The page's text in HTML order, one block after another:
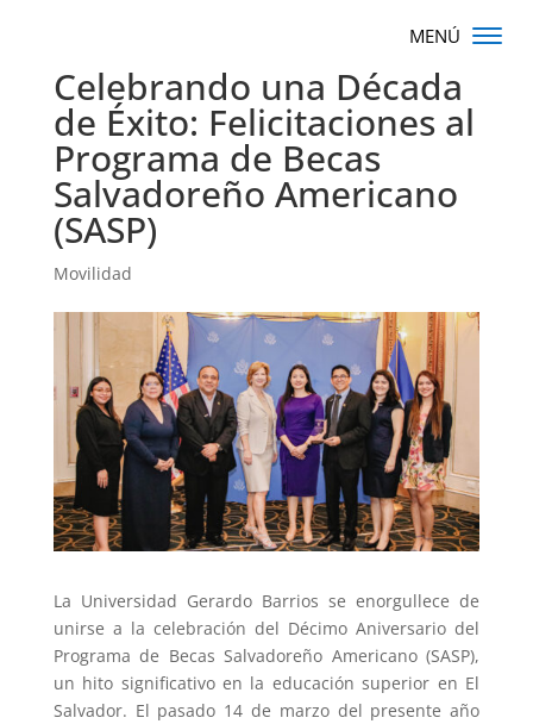
Celebrando una Década
de Éxito: Felicitaciones al
Programa de Becas
Salvadoreño Americano
(SASP)
Movilidad
La Universidad Gerardo Barrios se enorgullece de
unirse a la celebración del Décimo Aniversario del
Programa de Becas Salvadoreño Americano (SASP),
un hito significativo en la educación superior en El
Salvador. El pasado 14 de marzo del presente año